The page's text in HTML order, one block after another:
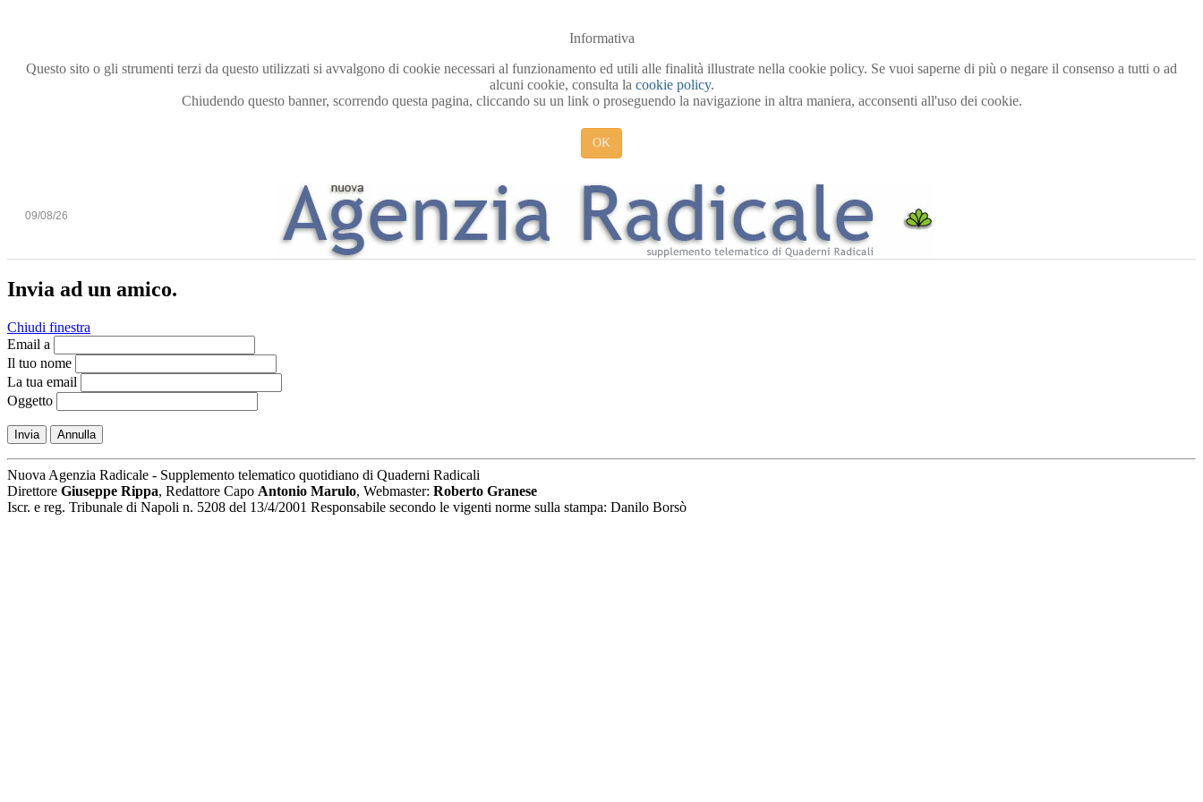
Informativa
Questo sito o gli strumenti terzi da questo utilizzati si avvalgono di cookie necessari al funzionamento ed utili alle finalità illustrate nella cookie policy. Se vuoi saperne di più o negare il consenso a tutti o ad
alcuni cookie, consulta la cookie policy.
Chiudendo questo banner, scorrendo questa pagina, cliccando su un link o proseguendo la navigazione in altra maniera, acconsenti all'uso dei cookie.
OK
09/08/26
Invia ad un amico.
Chiudi finestra
Email a
Il tuo nome
La tua email
Oggetto
Invia Annulla
Nuova Agenzia Radicale - Supplemento telematico quotidiano di Quaderni Radicali
Direttore Giuseppe Rippa, Redattore Capo Antonio Marulo, Webmaster: Roberto Granese
Iscr. e reg. Tribunale di Napoli n. 5208 del 13/4/2001 Responsabile secondo le vigenti norme sulla stampa: Danilo Borsò